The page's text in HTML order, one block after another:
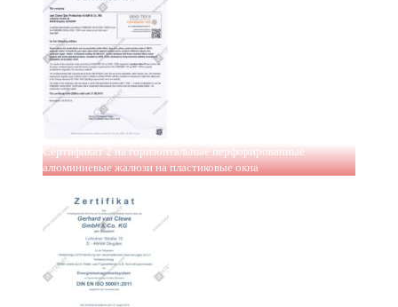
Сертификат 2 на горизонтальные перфорированные
алюминиевые жалюзи на пластиковые окна